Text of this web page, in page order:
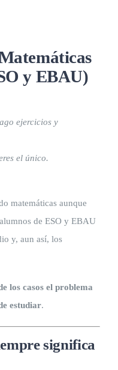
y EBAU)
ejercicios y
el único.
matemáticas aunque
de ESO y EBAU
y, aun así, los
los casos el problema
estudiar.
significa